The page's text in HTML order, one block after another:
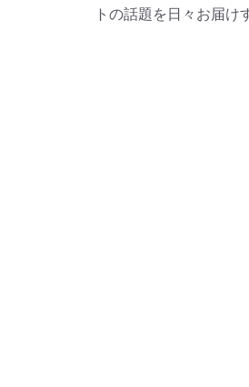
トの話題を日々お届け